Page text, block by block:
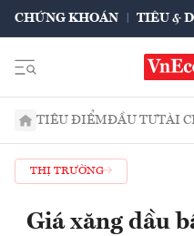
CHỨNG KHOÁN TIÊU &
TIÊU ĐIỂMĐẦU TƯTÀI
THỊ TRƯỜNG
Giá xăng dầu